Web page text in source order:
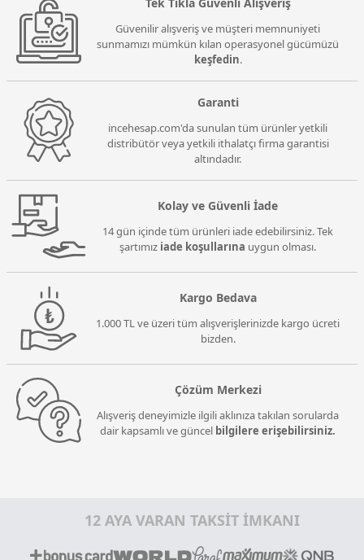
Güvenilir alışveriş ve müşteri memnuniyeti
sunmamızı mümkün kılan operasyonel gücümüzü
keşfedin.
Garanti
incehesap.com'da sunulan tüm ürünler yetkili
distribütör veya yetkili ithalatçı firma garantisi
altındadır.
Kolay ve Güvenli İade
14 gün içinde tüm ürünleri iade edebilirsiniz. Tek
şartımız iade koşullarına uygun olması.
Kargo Bedava
1.000 TL ve üzeri tüm alışverişlerinizde kargo ücreti
bizden.
Çözüm Merkezi
Alışveriş deneyimizle ilgili aklınıza takılan sorularda
dair kapsamlı ve güncel bilgilere erişebilirsiniz.
12 AYA VARAN TAKSİT İMKANI